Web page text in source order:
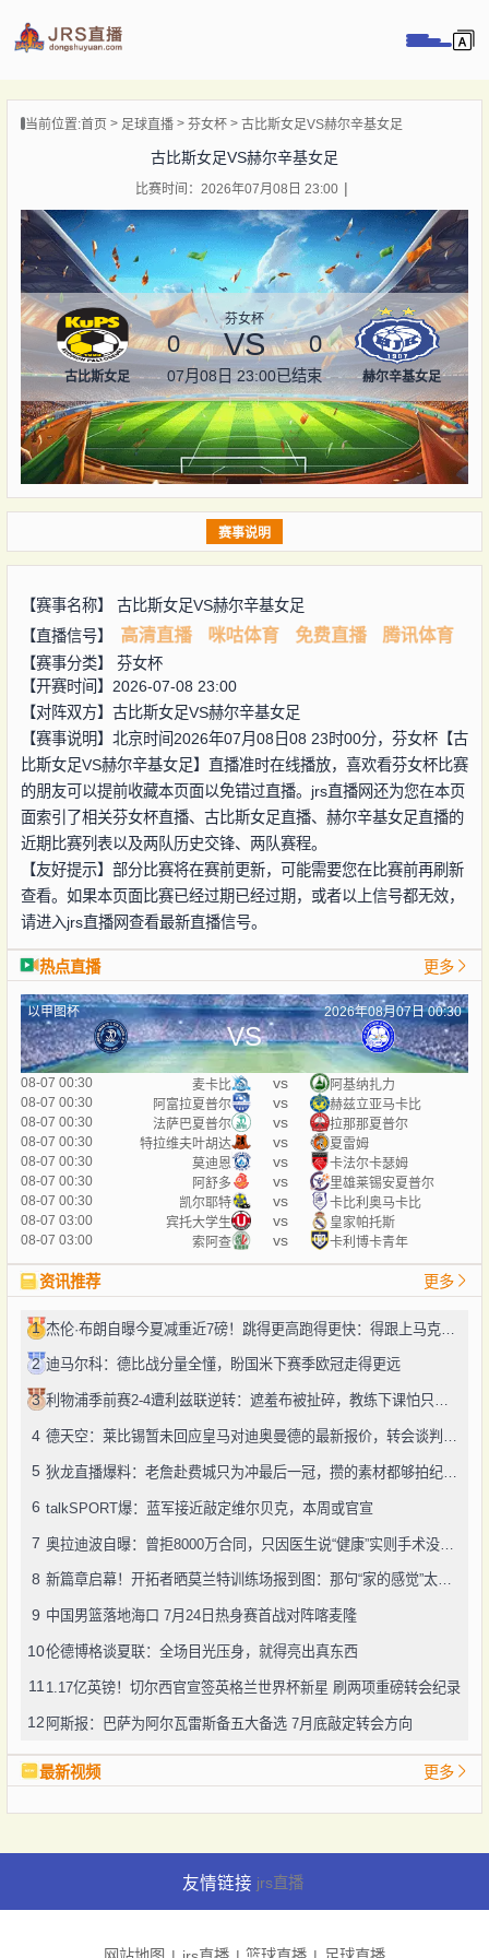
播
闻
当前位置:首页 足球直播 芬女杯 古比斯女足VS赫尔辛基女足
古比斯女足VS赫尔辛基女足
比赛时间：2026年07月08日 23:00
古比斯女足
芬女杯
0 VS 0
07月08日 23:00已结束 赫尔辛基女足
赛事说明
【赛事名称】 古比斯女足VS赫尔辛基女足
【直播信号】
高清直播 咪咕体育 免费直播 腾讯体育
【赛事分类】 芬女杯
【开赛时间】2026-07-08 23:00
【对阵双方】 古比斯女足VS赫尔辛基女足
【赛事说明】北京时间2026年07月08日08 23时00分，芬女杯【古
比斯女足VS赫尔辛基女足】直播准时在线播放，喜欢看芬女杯比赛
的朋友可以提前收藏本页面以免错过直播。jrs直播网还为您在本页
面索引了相关芬女杯直播、古比斯女足直播、赫尔辛基女足直播的
近期比赛列表以及两队历史交锋、两队赛程。
【友好提示】部分比赛将在赛前更新，可能需要您在比赛前再刷新
查看。如果本页面比赛已经过期已经过期，或者以上信号都无效，
请进入jrs直播网查看最新直播信号。
热点直播 更多
以甲图杯 2026年08月07日 00:30
VS
08-07 00:30 麦卡比 vs
阿基纳扎力
08-07 00:30
阿富拉夏普尔 vs
赫兹立亚马卡比
08-07 00:30
法萨巴夏普尔 vs
拉那那夏普尔
08-07 00:30
特拉维夫叶胡达 vs
夏雷姆
08-07 00:30
莫迪恩 vs
卡法尔卡瑟姆
08-07 00:30
阿舒多 vs
里雄莱锡安夏普尔
08-07 00:30
凯尔耶特 vs
卡比利奥马卡比
08-07 03:00
宾托大学生 vs
皇家帕托斯
08-07 03:00
索阿查 vs 卡利博卡青年
资讯推荐 更多
1 杰伦·布朗自曝今夏减重近7磅！跳得更高跑得更快：得跟上马克西、勒布朗的节奏
2 迪马尔科：德比战分量全懂，盼国米下赛季欧冠走得更远
3 利物浦季前赛2-4遭利兹联逆转：遮羞布被扯碎，教练下课怕只是开始
4 德天空：莱比锡暂未回应皇马对迪奥曼德的最新报价，转会谈判仍在推进
5 狄龙直播爆料：老詹赴费城只为冲最后一冠，攒的素材都够拍纪录片了
6 talkSPORT爆：蓝军接近敲定维尔贝克，本周或官宣
7 奥拉迪波自曝：曾拒8000万合同，只因医生说“健康”实则手术没做好
8 新篇章启幕！开拓者晒莫兰特训练场报到图：那句“家的感觉”太戳人
9 中国男篮落地海口 7月24日热身赛首战对阵喀麦隆
10伦德博格谈夏联：全场目光压身，就得亮出真东西
11 1.17亿英镑！切尔西官宣签英格兰世界杯新星 刷两项重磅转会纪录
12 阿斯报：巴萨为阿尔瓦雷斯备五大备选 7月底敲定转会方向
最新视频 更多
友情链接 jrs直播